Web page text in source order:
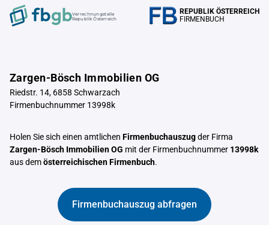
Verrechnungstelle
Republik Österreich
REPUBLIK ÖSTERREICH
FIRMENBUCH
Zargen-Bösch Immobilien OG
Riedstr. 14, 6858 Schwarzach
Firmenbuchnummer 13998k
Holen Sie sich einen amtlichen Firmenbuchauszugder Firma
Zargen-Bösch Immobilien OG mit der Firmenbuchnummer 13998k
aus demösterreichischen Firmenbuch.
Firmenbuchauszug abfragen